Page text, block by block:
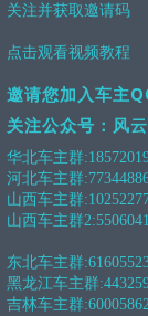
关注并获取邀请码
点击观看视频教程
邀请您加入车主
关注公众号：风
华北车主群:
河北车主群:
山西车主群:
山西车主群2:
东北车主群:
黑龙江车主群:
吉林车主群: